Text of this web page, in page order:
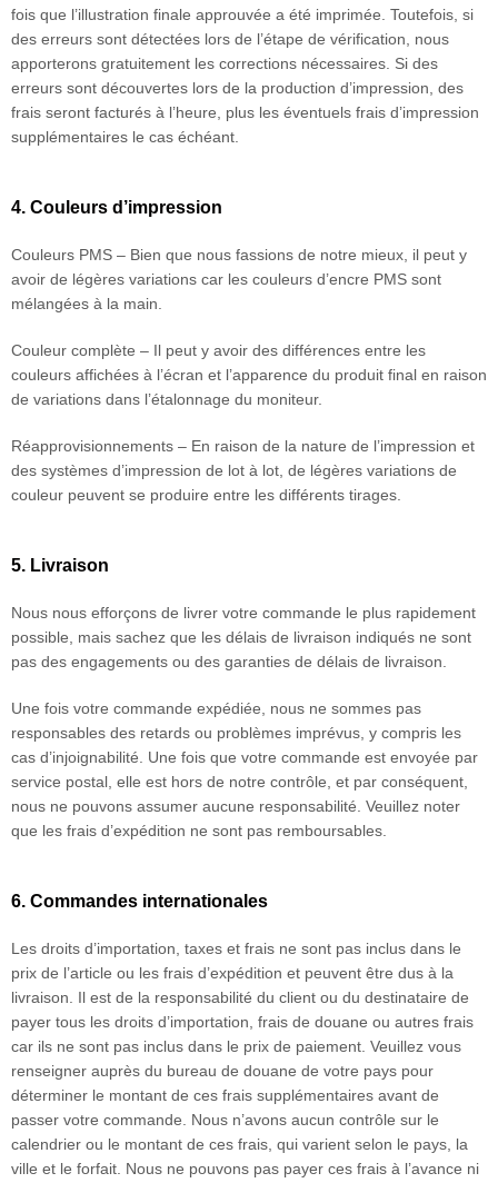
fois que l’illustration finale approuvée a été imprimée. Toutefois, si
des erreurs sont détectées lors de l’étape de vérification, nous
apporterons gratuitement les corrections nécessaires. Si des
erreurs sont découvertes lors de la production d’impression, des
frais seront facturés à l’heure, plus les éventuels frais d’impression
supplémentaires le cas échéant.
4. Couleurs d’impression
Couleurs PMS – Bien que nous fassions de notre mieux, il peut y
avoir de légères variations car les couleurs d’encre PMS sont
mélangées à la main.
Couleur complète – Il peut y avoir des différences entre les
couleurs affichées à l’écran et l’apparence du produit final en raison
de variations dans l’étalonnage du moniteur.
Réapprovisionnements – En raison de la nature de l’impression et
des systèmes d’impression de lot à lot, de légères variations de
couleur peuvent se produire entre les différents tirages.
5. Livraison
Nous nous efforçons de livrer votre commande le plus rapidement
possible, mais sachez que les délais de livraison indiqués ne sont
pas des engagements ou des garanties de délais de livraison.
Une fois votre commande expédiée, nous ne sommes pas
responsables des retards ou problèmes imprévus, y compris les
cas d’injoignabilité. Une fois que votre commande est envoyée par
service postal, elle est hors de notre contrôle, et par conséquent,
nous ne pouvons assumer aucune responsabilité. Veuillez noter
que les frais d’expédition ne sont pas remboursables.
6. Commandes internationales
Les droits d’importation, taxes et frais ne sont pas inclus dans le
prix de l’article ou les frais d’expédition et peuvent être dus à la
livraison. Il est de la responsabilité du client ou du destinataire de
payer tous les droits d’importation, frais de douane ou autres frais
car ils ne sont pas inclus dans le prix de paiement. Veuillez vous
renseigner auprès du bureau de douane de votre pays pour
déterminer le montant de ces frais supplémentaires avant de
passer votre commande. Nous n’avons aucun contrôle sur le
calendrier ou le montant de ces frais, qui varient selon le pays, la
ville et le forfait. Nous ne pouvons pas payer ces frais à l’avance ni